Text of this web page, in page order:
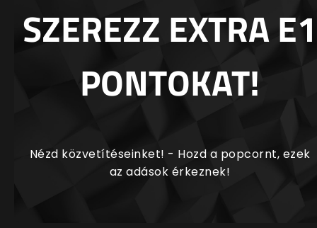
SZEREZZ EXTRA E1
PONTOKAT!
Nézd közvetítéseinket! - Hozd a popcornt, ezek
az adások érkeznek!